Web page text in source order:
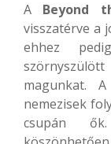
A Beyond
visszatérve a
ehhez
magunkat.
nemezisek
csupán